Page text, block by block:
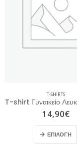
T-SHIRTS
14,90€
ΕΠΙΛΟΓΉ